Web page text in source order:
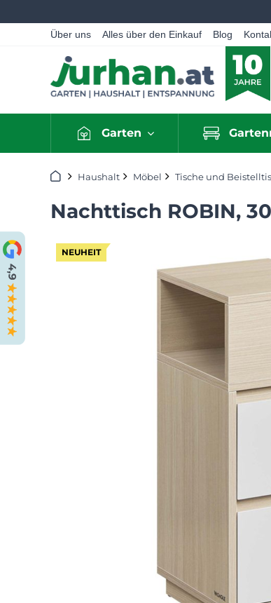
Über uns Alles über den Einkauf Blog
Garten
StartseiteHaushalt Möbel Tische und
Nachttisch ROBIN,
NEUHEIT